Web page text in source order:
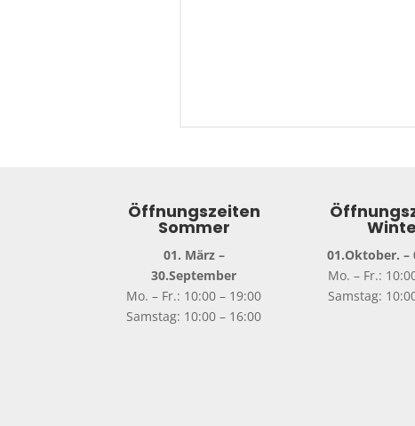
Öffnungszeiten
Sommer
01. März –
30.September
Mo. – Fr.: 10:00 – 19:00
Samstag: 10:00 – 16:00
01.Oktober. –
Mo. – Fr.:
Samstag: